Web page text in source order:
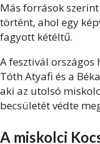
Más források
történt, ahol egy
fagyott kétéltű.
A fesztivál országos
Tóth Atyafi és a
aki az utolsó
becsületét védte
A miskolci